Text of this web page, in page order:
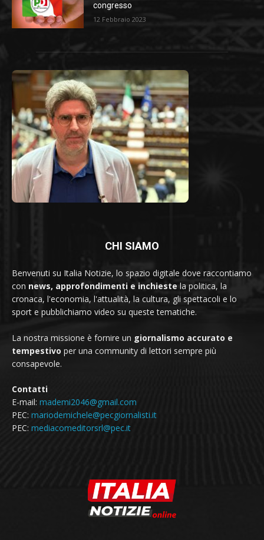
congresso
12 Febbraio 2023
CHI SIAMO
Benvenuti su Italia Notizie, lo spazio digitale dove raccontiamo
con news, approfondimenti e inchieste la politica, la
cronaca, l'economia, l'attualità, la cultura, gli spettacoli e lo
sport e pubblichiamo video su queste tematiche.
La nostra missione è fornire un giornalismo accurato e
tempestivo per una community di lettori sempre più
consapevole.
Contatti
E-mail: mademi2046@gmail.com
PEC: mariodemichele@pecgiornalisti.it
PEC: mediacomeditorsrl@pec.it